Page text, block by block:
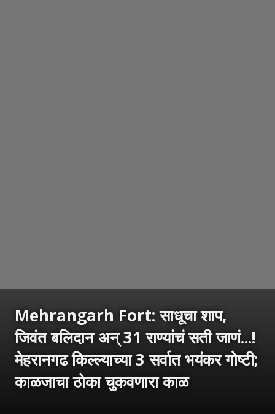
Mehrangarh Fort: साधूचा शाप,
जिवंत बलिदान अन् 31 राण्यांचं सती जाणं...!
मेहरानगढ किल्ल्याच्या 3 सर्वात भयंकर गोष्टी;
काळजाचा ठोका चुकवणारा काळ